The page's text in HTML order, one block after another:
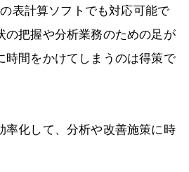
表計算ソフトでも対応可能で
の把握や分析業務のための足が
時間をかけてしまうのは得策で
率化して、分析や改善施策に時